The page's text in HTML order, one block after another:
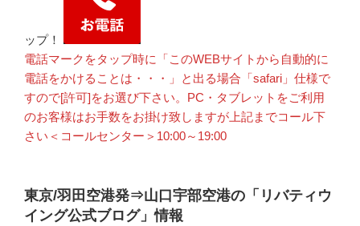
ップ！
電話マークをタップ時に「このWEBサイトから自動的に
電話をかけることは・・・」と出る場合「safari」仕様で
すので[許可]をお選び下さい。PC・タブレットをご利用
のお客様はお手数をお掛け致しますが上記までコール下
さい＜コールセンター＞10:00～19:00
東京/羽田空港発⇒山口宇部空港の「リバティウ
イング公式ブログ」情報